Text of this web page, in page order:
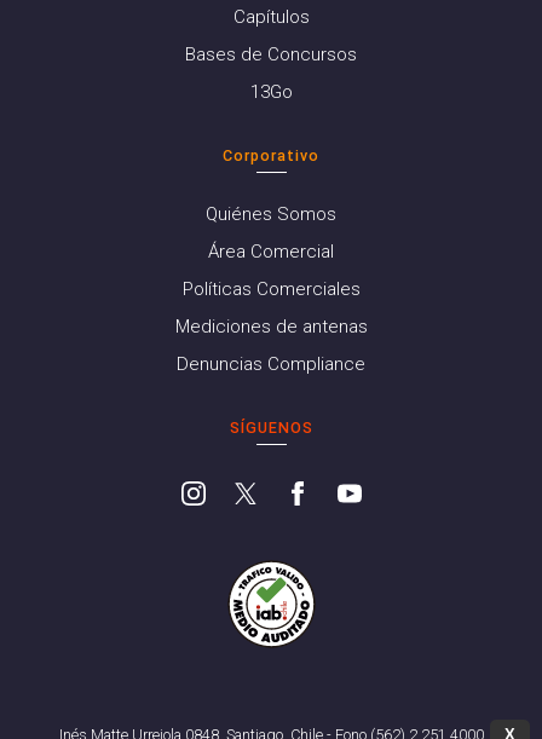
Capítulos
Bases de Concursos
13Go
Corporativo
Quiénes Somos
Área Comercial
Políticas Comerciales
Mediciones de antenas
Denuncias Compliance
SÍGUENOS
Inés Matte Urrejola 0848, Santiago, Chile - Fono (562) 2 251 4000 X